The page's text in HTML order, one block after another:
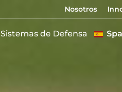
Nosotros
Sistemas de Defensa